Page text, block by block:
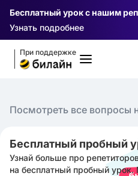
Бесплатный урок с нашим
Узнать подробнее
При поддержке
Посмотреть все вопросы
Бесплатный пробный
Узнай больше про
на бесплатный пробный